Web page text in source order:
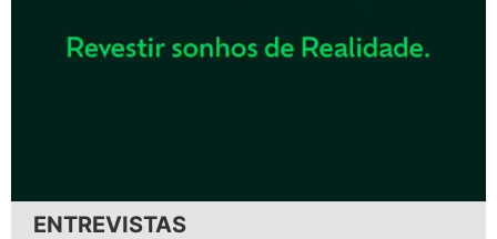
ENTREVISTAS